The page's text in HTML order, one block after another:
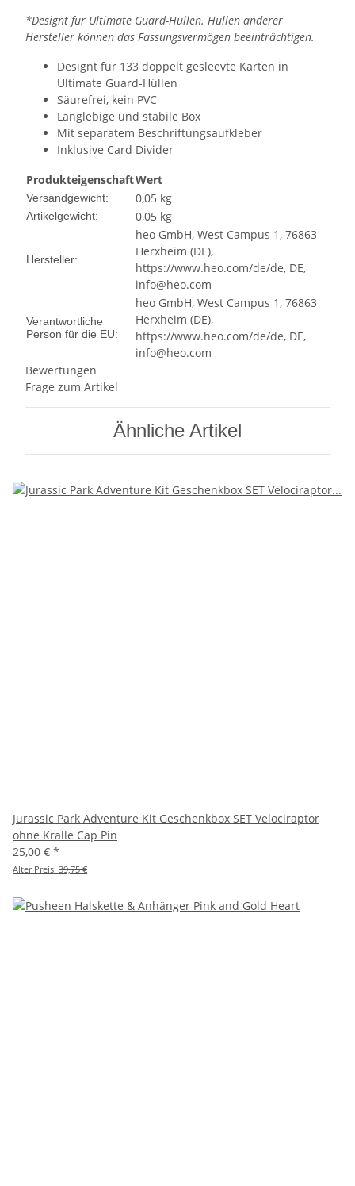
*Designt für Ultimate Guard-Hüllen. Hüllen anderer
Hersteller können das Fassungsvermögen beeinträchtigen.
Designt für 133 doppelt gesleevte Karten in
Ultimate Guard-Hüllen
Säurefrei, kein PVC
Langlebige und stabile Box
Mit separatem Beschriftungsaufkleber
Inklusive Card Divider
ProdukteigenschaftWert
Versandgewicht: 0,05 kg
Artikelgewicht: 0,05 kg
Hersteller:
heo GmbH, West Campus 1, 76863
Herxheim (DE),
https://www.heo.com/de/de, DE,
info@heo.com
Verantwortliche
Person für die EU:
heo GmbH, West Campus 1, 76863
Herxheim (DE),
https://www.heo.com/de/de, DE,
info@heo.com
Bewertungen
Frage zum Artikel
Ähnliche Artikel
Jurassic Park Adventure Kit Geschenkbox SET Velociraptor
ohne Kralle Cap Pin
25,00 € *
Alter Preis: 39,75 €